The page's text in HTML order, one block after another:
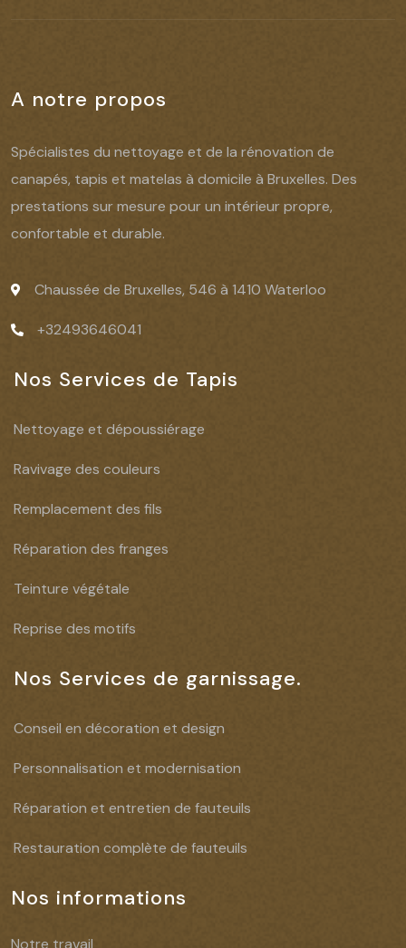
A notre propos
Spécialistes du nettoyage et de la rénovation de
canapés, tapis et matelas à domicile à Bruxelles. Des
prestations sur mesure pour un intérieur propre,
confortable et durable.
Chaussée de Bruxelles, 546 à 1410 Waterloo
+32493646041
Nos Services de Tapis
Nettoyage et dépoussiérage
Ravivage des couleurs
Remplacement des fils
Réparation des franges
Teinture végétale
Reprise des motifs
Nos Services de garnissage.
Conseil en décoration et design
Personnalisation et modernisation
Réparation et entretien de fauteuils
Restauration complète de fauteuils
Nos informations